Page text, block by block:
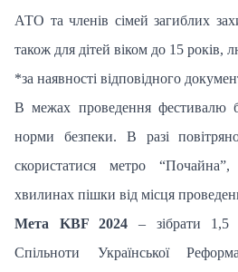
АТО та членів сімей загиблих
також для дітей віком до 15 років,
*за наявності відповідного
В межах проведення фестивалю
норми безпеки. В разі
скористатися метро
хвилинах пішки від місця
Мета KBF 2024 – зібрати
Спільноти Української